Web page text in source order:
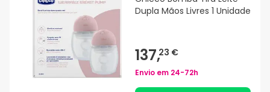
Dupla Mãos Livres 1 Unidade
137,23 €
Envio em 24-72h